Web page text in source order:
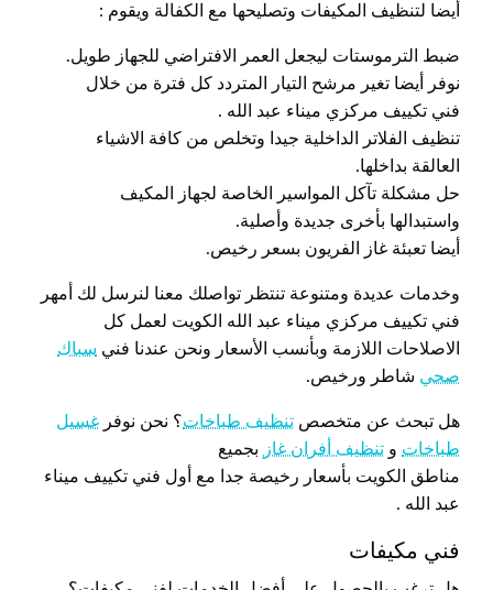
أيضا لتنظيف المكيفات وتصليحها مع الكفالة ويقوم :
ضبط الترموستات ليجعل العمر الافتراضي للجهاز طويل.
نوفر أيضا تغير مرشح التيار المتردد كل فترة من خلال
فني تكييف مركزي ميناء عبد الله .
تنظيف الفلاتر الداخلية جيدا وتخلص من كافة الاشياء
العالقة بداخلها.
حل مشكلة تآكل المواسير الخاصة لجهاز المكيف
واستبدالها بأخرى جديدة وأصلية.
أيضا تعبئة غاز الفريون بسعر رخيص.
وخدمات عديدة ومتنوعة تنتظر تواصلك معنا لنرسل لك أمهر
فني تكييف مركزي ميناء عبد الله الكويت لعمل كل
الاصلاحات اللازمة وبأنسب الأسعار ونحن عندنا فني سباك
صحي شاطر ورخيص.
هل تبحث عن متخصص تنظيف طباخات؟ نحن نوفر غسيل
طباخات و تنظيف أفران غاز بجميع
مناطق الكويت بأسعار رخيصة جدا مع أول فني تكييف ميناء
عبد الله .
فني مكيفات